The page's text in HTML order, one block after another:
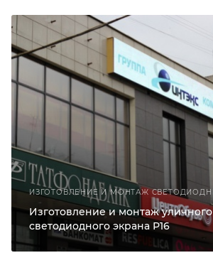
Изготовление и монтаж уличного
светодиодного экрана Р16